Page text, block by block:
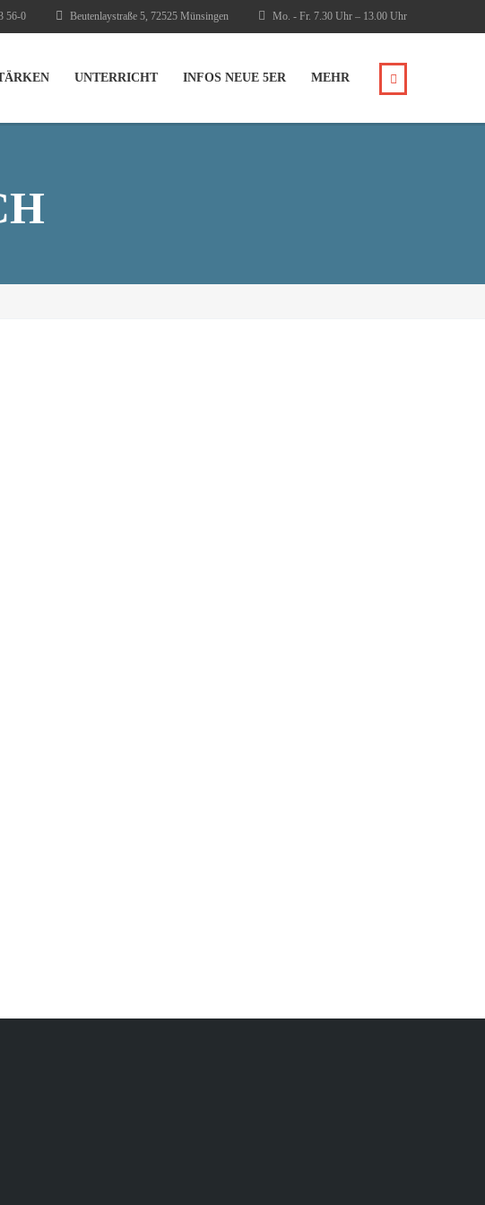
Mo. - Fr. 7.30 Uhr – 13.00 Uhr
Beutenlaystraße 5, 72525 Münsingen
56-0
UNTERRICHT INFOS NEUE 5ER MEHR